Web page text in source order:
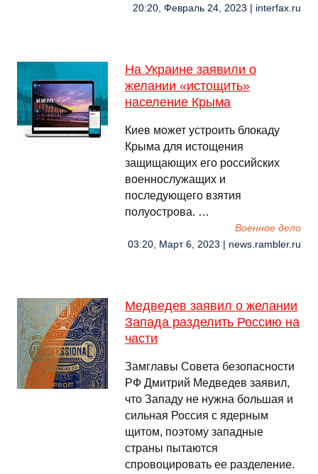
20:20, Февраль 24, 2023 | interfax.ru
На Украине заявили о
желании «истощить»
население Крыма
Киев может устроить блокаду
Крыма для истощения
защищающих его российских
военнослужащих и
последующего взятия
полуострова. …
Военное дело
03:20, Март 6, 2023 | news.rambler.ru
Медведев заявил о желании
Запада разделить Россию на
части
Замглавы Совета безопасности
РФ Дмитрий Медведев заявил,
что Западу не нужна большая и
сильная Россия с ядерным
щитом, поэтому западные
страны пытаются
спровоцировать ее разделение.